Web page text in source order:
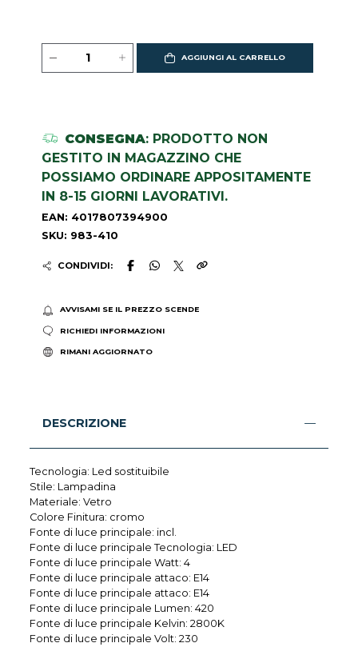
AGGIUNGI AL CARRELLO
CONSEGNA: PRODOTTO NON
GESTITO IN MAGAZZINO CHE
POSSIAMO ORDINARE APPOSITAMENTE
IN 8-15 GIORNI LAVORATIVI.
EAN: 4017807394900
SKU: 983-410
CONDIVIDI:
AVVISAMI SE IL PREZZO SCENDE
RICHIEDI INFORMAZIONI
RIMANI AGGIORNATO
DESCRIZIONE
Tecnologia: Led sostituibile
Stile: Lampadina
Materiale: Vetro
Colore Finitura: cromo
Fonte di luce principale: incl.
Fonte di luce principale Tecnologia: LED
Fonte di luce principale Watt: 4
Fonte di luce principale attaco: E14
Fonte di luce principale attaco: E14
Fonte di luce principale Lumen: 420
Fonte di luce principale Kelvin: 2800K
Fonte di luce principale Volt: 230